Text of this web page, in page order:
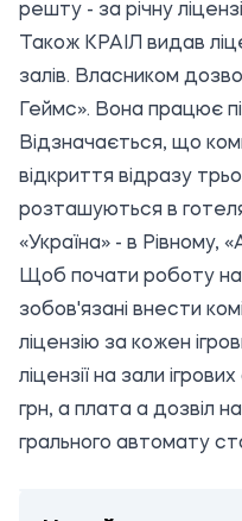
решту - за річну
Також КРАІЛ видав
залів. Власником
Геймс». Вона працює
Відзначається, що
відкриття відразу
розташуються в
«Україна» - в Рівному,
Щоб почати роботу на
зобов'язані внести
ліцензію за кожен
ліцензії на зали
грн, а плата а дозвіл
грального автомату